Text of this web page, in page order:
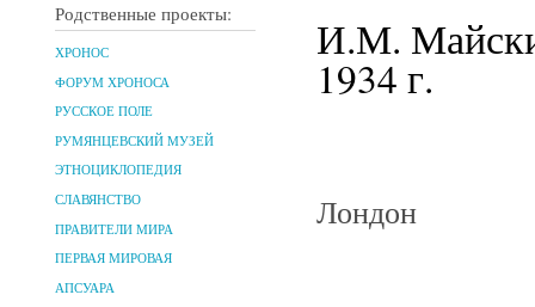
Родственные проекты:
ХРОНОС
ФОРУМ ХРОНОСА
РУССКОЕ ПОЛЕ
РУМЯНЦЕВСКИЙ МУЗЕЙ
ЭТНОЦИКЛОПЕДИЯ
СЛАВЯНСТВО
ПРАВИТЕЛИ МИРА
ПЕРВАЯ МИРОВАЯ
АПСУАРА
И.М.
1934 г.
Лондон